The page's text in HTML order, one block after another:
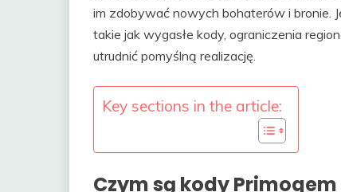
im zdobywać nowych bohaterów i bronie.
takie jak wygasłe kody, ograniczenia
utrudnić pomyślną realizację.
Key sections in the article:
Czym są kody